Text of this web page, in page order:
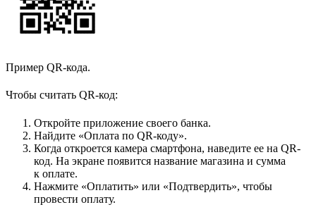
Пример QR-кода.
Чтобы считать QR-код:
Откройте приложение своего банка.
Найдите «Оплата по QR-коду».
Когда откроется камера смартфона, наведите ее на QR-
код. На экране появится название магазина и сумма
к оплате.
Нажмите «Оплатить» или «Подтвердить», чтобы
провести оплату.